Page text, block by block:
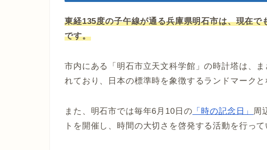
東経135度の子午線が通る兵庫県明石市は、現在
です。
市内にある「明石市立天文科学館」の時計塔は、
れており、日本の標準時を象徴するランドマークと
また、明石市では毎年6月10日の 「時の記念日」 周
トを開催し、時間の大切さを啓発する活動を行って